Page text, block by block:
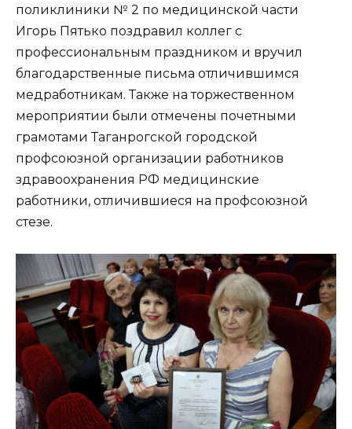
поликлиники № 2 по медицинской части
Игорь Пятько поздравил коллег с
профессиональным праздником и вручил
благодарственные письма отличившимся
медработникам. Также на торжественном
мероприятии были отмечены почетными
грамотами Таганрогской городской
профсоюзной организации работников
здравоохранения РФ медицинские
работники, отличившиеся на профсоюзной
стезе.